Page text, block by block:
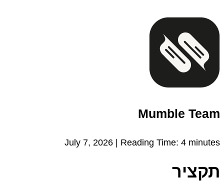
Mumble Team
July 7, 2026 | Reading Time: 4 minutes
תקציר